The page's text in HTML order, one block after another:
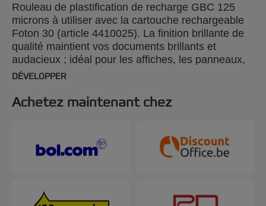
Rouleau de plastification de recharge GBC 125
microns à utiliser avec la cartouche rechargeable
Foton 30 (article 4410025). La finition brillante de
qualité maintient vos documents brillants et
audacieux ; idéal pour les affiches, les panneaux,
les photos et plus encore. Permet de plastifier
DÉVELOPPER
Achetez maintenant chez